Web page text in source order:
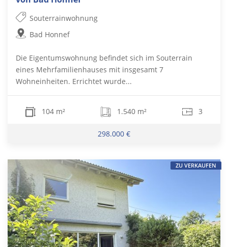
Souterrainwohnung
Bad Honnef
Die Eigentumswohnung befindet sich im Souterrain
eines Mehrfamilienhauses mit insgesamt 7
Wohneinheiten. Errichtet wurde...
104 m² 1.540 m² 3
298.000 €
ZU VERKAUFEN